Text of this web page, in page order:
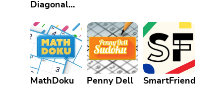
Diagonal
MathDoku
Penny Dell
SmartFriends